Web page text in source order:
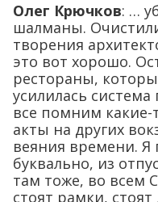
Олег Крючков: …
шалманы.
творения
это вот хорошо.
рестораны,
усилилась
все помним какие-
акты на других
веяния времени. Я
буквально, из
там тоже, во всем
стоят рамки,